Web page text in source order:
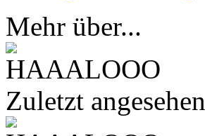
Mehr über...
Zuletzt angesehen